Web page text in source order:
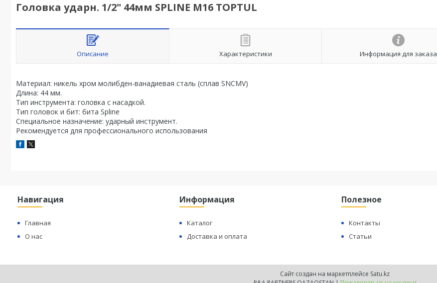
Головка ударн. 1/2" 44мм SPLINE M16 TOPTUL
Описание Характеристики Информация для заказа
Материал: никель хром молибден-ванадиевая сталь (сплав SNCMV)
Длина: 44 мм.
Тип инструмента: головка с насадкой.
Тип головок и бит: бита Spline
Специальное назначение: ударный инструмент.
Рекомендуется для профессионального использования
Навигация
Главная
О нас
Информация
Каталог
Доставка и оплата
Полезное
Контакты
Статьи
Сайт создан на маркетплейсе Satu.kz